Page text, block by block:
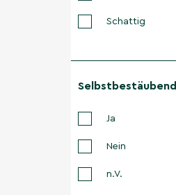
Schattig
Selbstbestäubend
Ja
Nein
n.V.